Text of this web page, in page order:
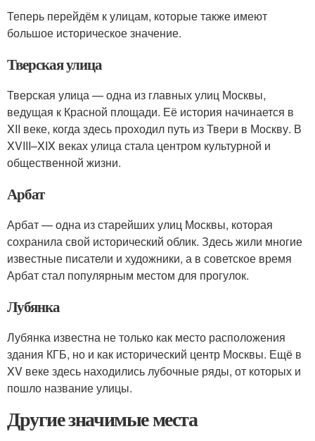
Теперь перейдём к улицам, которые также имеют
большое историческое значение.
Тверская улица
Тверская улица — одна из главных улиц Москвы,
ведущая к Красной площади. Её история начинается в
XII веке, когда здесь проходил путь из Твери в Москву. В
XVIII–XIX веках улица стала центром культурной и
общественной жизни.
Арбат
Арбат — одна из старейших улиц Москвы, которая
сохранила свой исторический облик. Здесь жили многие
известные писатели и художники, а в советское время
Арбат стал популярным местом для прогулок.
Лубянка
Лубянка известна не только как место расположения
здания КГБ, но и как исторический центр Москвы. Ещё в
XV веке здесь находились лубочные ряды, от которых и
пошло название улицы.
Другие значимые места